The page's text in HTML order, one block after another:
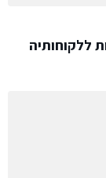
ללקוחותיה